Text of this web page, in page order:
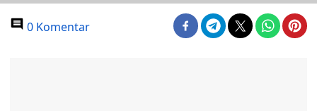
0 Komentar